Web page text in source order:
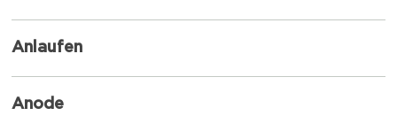
Anlaufen
Anode